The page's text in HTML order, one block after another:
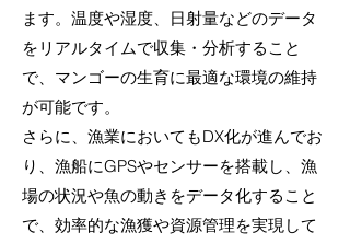
ます。温度や湿度、日射量などのデータ
をリアルタイムで収集・分析すること
で、マンゴーの生育に最適な環境の維持
が可能です。
さらに、漁業においてもDX化が進んでお
り、漁船にGPSやセンサーを搭載し、漁
場の状況や魚の動きをデータ化すること
で、効率的な漁獲や資源管理を実現して